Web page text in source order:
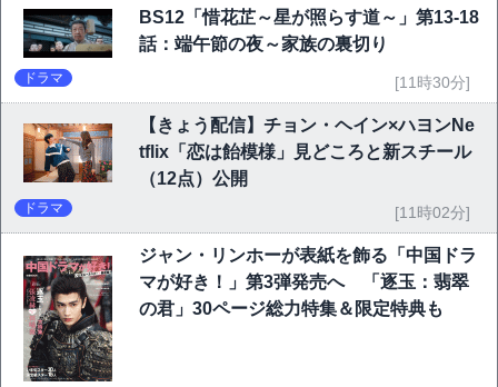
BS12「惜花芷～星が照らす道～」第13-18
話：端午節の夜～家族の裏切り
ドラマ [11時30分]
【きょう配信】チョン・ヘイン×ハヨンNe
tflix「恋は飴模様」見どころと新スチール
（12点）公開
ドラマ [11時02分]
ジャン・リンホーが表紙を飾る「中国ドラ
マが好き！」第3弾発売へ 「逐玉：翡翠
の君」30ページ総力特集＆限定特典も